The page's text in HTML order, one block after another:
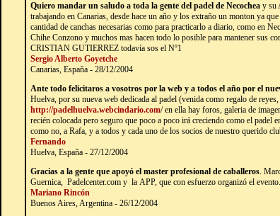
Quiero mandar un saludo a toda la gente del padel de Necochea y su
trabajando en Canarias, desde hace un año y los extraño un monton ya
cantidad de canchas necesarias como para practicarlo a diario, como en
Chihe Conzono y muchos mas hacen todo lo posible para mantener sus
CRISTIAN GUTIERREZ todavía sos el Nº1
Sergio Alberto Goyetche
Canarias, España - 28/12/2004
Ante todo felicitaros a vosotros por la web y a todos el año por el
Huelva, por su nueva web dedicada al padel (venida como regalo de
http://padelhuelva.webcindario.com/ en ella hay foros, galeria de
recién colocada pero seguro que poco a poco irá creciendo como el
como no, a Rafa, y a todos y cada uno de los socios de nuestro querido
Fernando
Huelva, España - 27/12/2004
Gracias a la gente que apoyó el master profesional de caballeros.
Guernica, Padelcenter.com y la APP, que con esfuerzo organizó el evento.
Mariano Rincón
Buenos Aires, Argentina - 26/12/2004